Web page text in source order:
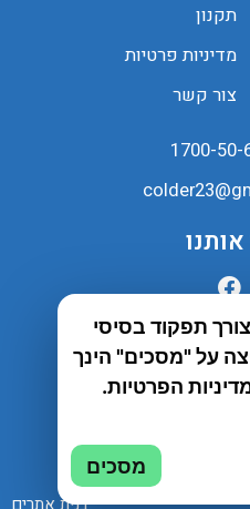
תקנון
מדיניות פרטיות
צור קשר
1700-50-
לכל הארץ
יבואן
תפקוד בסיסי
על "מסכים" הינך
הפרטיות.
מסכים